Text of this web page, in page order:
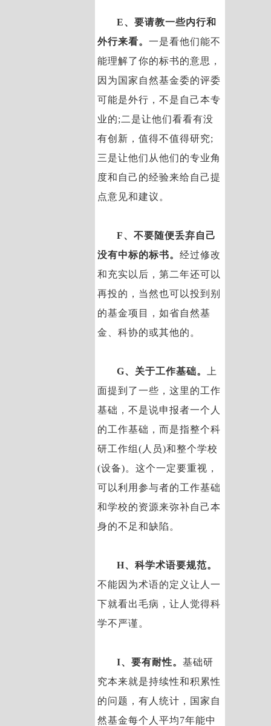
E、要请教一些内行和
外行来看。一是看他们能不
能理解了你的标书的意思，
因为国家自然基金委的评委
可能是外行，不是自己本专
业的;二是让他们看看有没
有创新，值得不值得研究;
三是让他们从他们的专业角
度和自己的经验来给自己提
点意见和建议。
F、不要随便丢弃自己
没有中标的标书。经过修改
和充实以后，第二年还可以
再投的，当然也可以投到别
的基金项目，如省自然基
金、科协的或其他的。
G、关于工作基础。
上
面提到了一些，这里的工作
基础，不是说申报者一个人
的工作基础，而是指整个科
研工作组(人员)和整个学校
(设备)。这个一定要重视，
可以利用参与者的工作基础
和学校的资源来弥补自己本
身的不足和缺陷。
H、科学术语要规范。
不能因为术语的定义让人一
下就看出毛病，让人觉得科
学不严谨。
I、要有耐性。基础研
究本来就是持续性和积累性
的问题，有人统计，国家自
然基金每个人平均7年能中